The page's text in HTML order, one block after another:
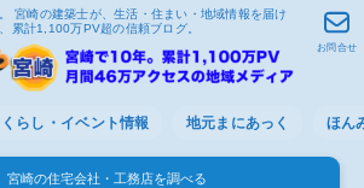
宮崎の建築士が、生活・住まい・地域情報を届け
累計1,100万PV超の信頼ブログ。
くらし・イベント情報 地元まにあっく ほん
宮崎の住宅会社・工務店を調べる
お問合せ